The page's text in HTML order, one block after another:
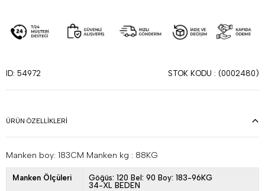
ID: 54972 STOK KODU (0002480)
ÜRÜN ÖZELLIKLERI
Manken boy: 183CM Manken kg : 88KG
Manken Ölçüleri
Göğüs: 120 Bel: 90 Boy: 183-96KG
34-XL BEDEN